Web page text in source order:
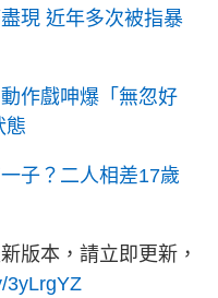
現 近年多次被指暴
作戲呻爆「無忽好
態
子？二人相差17歲
版本，請立即更新，
3yLrgYZ